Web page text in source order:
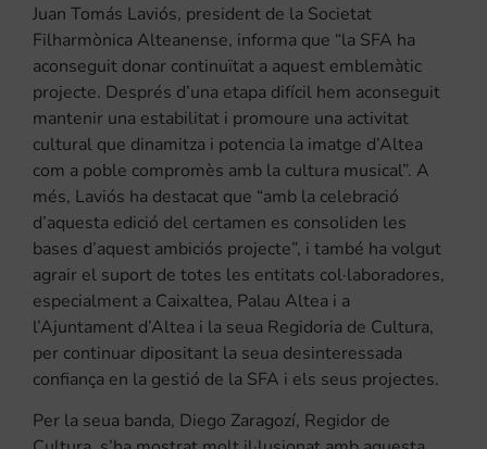
Juan Tomás Laviós, president de la Societat
Filharmònica Alteanense, informa que “la SFA ha
aconseguit donar continuïtat a aquest emblemàtic
projecte. Després d’una etapa difícil hem aconseguit
mantenir una estabilitat i promoure una activitat
cultural que dinamitza i potencia la imatge d’Altea
com a poble compromès amb la cultura musical”. A
més, Laviós ha destacat que “amb la celebració
d’aquesta edició del certamen es consoliden les
bases d’aquest ambiciós projecte”, i també ha volgut
agrair el suport de totes les entitats col·laboradores,
especialment a Caixaltea, Palau Altea i a
l’Ajuntament d’Altea i la seua Regidoria de Cultura,
per continuar dipositant la seua desinteressada
confiança en la gestió de la SFA i els seus projectes.
Per la seua banda, Diego Zaragozí, Regidor de